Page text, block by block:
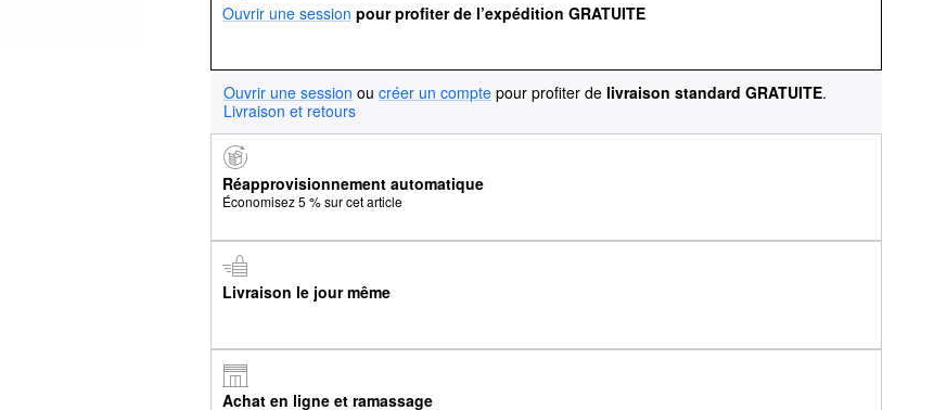
Ouvrir une session pour profiter de l’expédition GRATUITE
Ouvrir une session ou créer un compte pour profiter de livraison standard GRATUITE.
Livraison et retours
Réapprovisionnement automatique
Économisez 5 % sur cet article
Livraison le jour même
Achat en ligne et ramassage